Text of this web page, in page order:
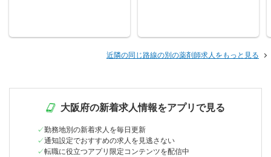
近隣の同じ路線の別の薬剤師求人をもっと見る
大阪府の新着求人情報をアプリで見る
勤務地別の新着求人を毎日更新
通知設定でおすすめの求人を見逃さない
転職に役立つアプリ限定コンテンツを配信中